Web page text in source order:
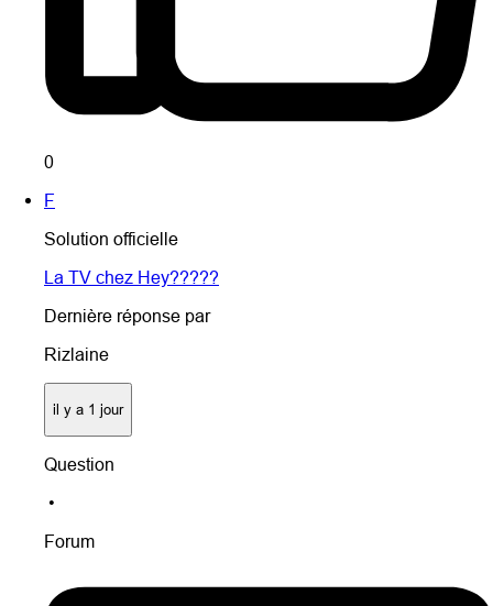
0
F
Solution officielle
La TV chez Hey?????
Dernière réponse par
Rizlaine
il y a 1 jour
Question
•
Forum